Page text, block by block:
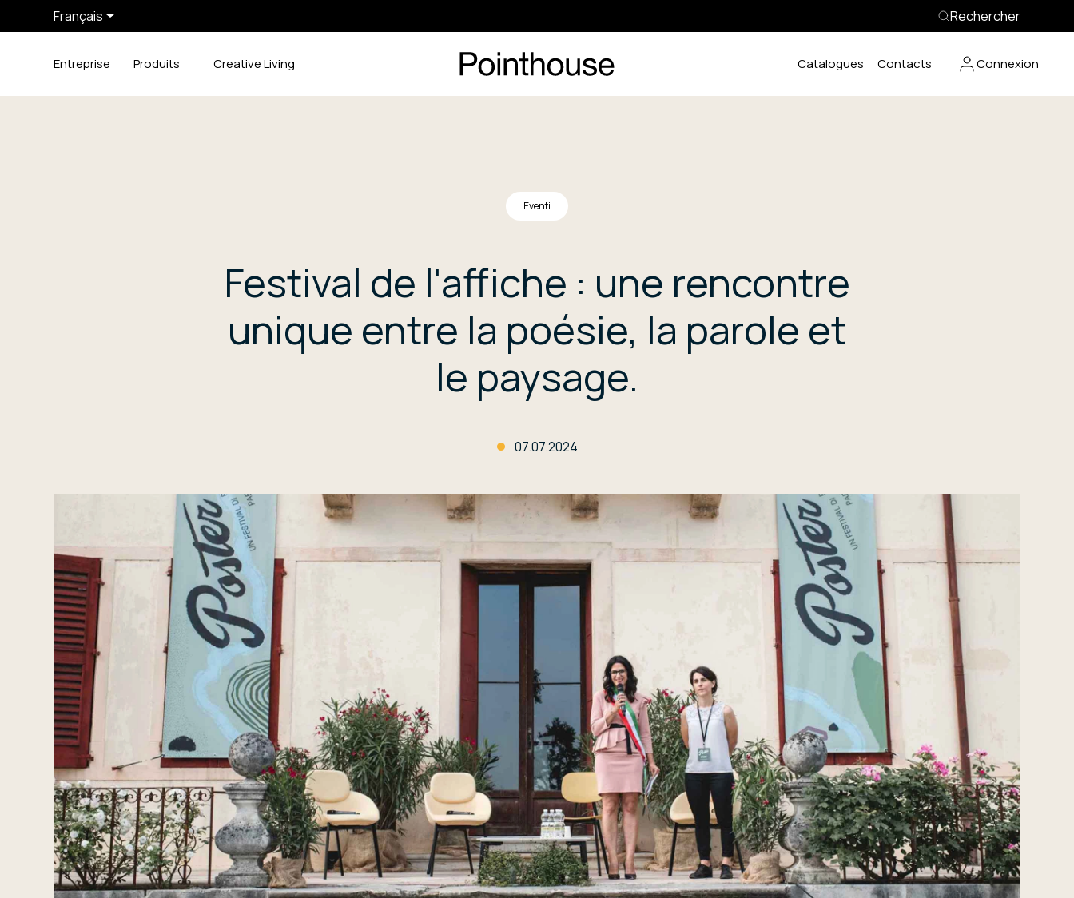
Français Rechercher
Entreprise Produits Creative Living Catalogues Contacts Connexion
Eventi
Festival de l'affiche : une rencontre
unique entre la poésie, la parole et
le paysage.
07.07.2024